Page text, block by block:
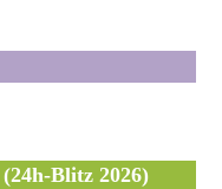
Blitz 2026)